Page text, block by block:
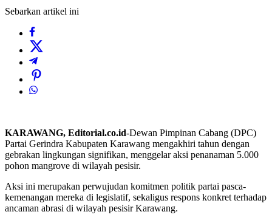
Sebarkan artikel ini
KARAWANG, Editorial.co.id-Dewan Pimpinan Cabang (DPC)
Partai Gerindra Kabupaten Karawang mengakhiri tahun dengan
gebrakan lingkungan signifikan, menggelar aksi penanaman 5.000
pohon mangrove di wilayah pesisir.
Aksi ini merupakan perwujudan komitmen politik partai pasca-
kemenangan mereka di legislatif, sekaligus respons konkret terhadap
ancaman abrasi di wilayah pesisir Karawang.